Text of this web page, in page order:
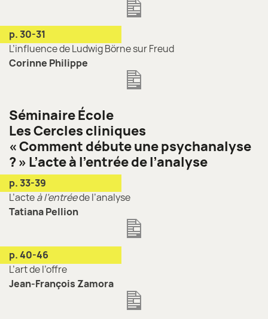
p. 30-31
L’influence de Ludwig Börne sur Freud
Corinne Philippe
Séminaire École
Les Cercles cliniques
« Comment débute une psychanalyse
? » L’acte à l’entrée de l’analyse
p. 33-39
L’acteà l’entréede l’analyse
Tatiana Pellion
p. 40-46
L’art de l’offre
Jean-François Zamora